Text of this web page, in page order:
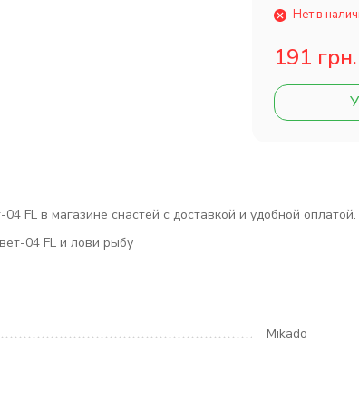
Нет в
191 грн.
FL в магазине снастей с доставкой и удобной оплатой.
04 FL и лови рыбу
Mikado